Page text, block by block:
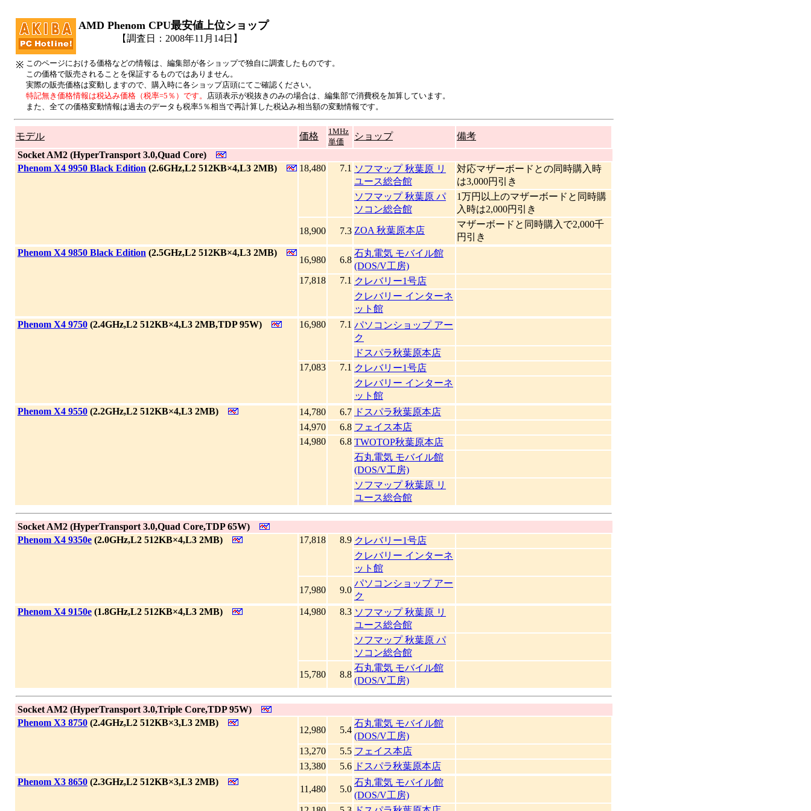
AMD Phenom CPU最安値上位ショップ
【調査日：2008年11月14日】
※ このページにおける価格などの情報は、編集部が各ショップで独自に調査したものです。
この価格で販売されることを保証するものではありません。
実際の販売価格は変動しますので、購入時に各ショップ店頭にてご確認ください。
特記無き価格情報は税込み価格（税率=5％）です。 店頭表示が税抜きのみの場合は、編集部で消費税を加算しています。
また、全ての価格変動情報は過去のデータも税率5％相当で再計算した税込み相当額の変動情報です。
モデル 価格
1MHz
単価
ショップ
備考
Socket AM2 (HyperTransport 3.0,Quad Core)
Phenom X4 9950 Black Edition (2.6GHz,L2 512KB×4,L3 2MB) 18,480 7.1 ソフマップ 秋葉原 リ
ユース総合館
対応マザーボードとの同時購入時
は3,000円引き
ソフマップ 秋葉原 パ
ソコン総合館
1万円以上のマザーボードと同時購
入時は2,000円引き
18,900 7.3 ZOA 秋葉原本店
マザーボードと同時購入で2,000千
円引き
Phenom X4 9850 Black Edition (2.5GHz,L2 512KB×4,L3 2MB)
16,980 6.8
石丸電気 モバイル館
(DOS/V工房)
17,818
7.1 クレバリー1号店
クレバリー インターネ
ット館
Phenom X4 9750 (2.4GHz,L2 512KB×4,L3 2MB,TDP 95W) 16,980 7.1 パソコンショップ アー
ク
ドスパラ秋葉原本店
17,083
7.1 クレバリー1号店
クレバリー インターネ
ット館
Phenom X4 9550 (2.2GHz,L2 512KB×4,L3 2MB) 14,780 6.7 ドスパラ秋葉原本店
14,970
6.8 フェイス本店
14,980
6.8 TWOTOP秋葉原本店
石丸電気 モバイル館
(DOS/V工房)
ソフマップ 秋葉原 リ
ユース総合館
Socket AM2 (HyperTransport 3.0,Quad Core,TDP 65W)
Phenom X4 9350e (2.0GHz,L2 512KB×4,L3 2MB) 17,818 8.9 クレバリー1号店
クレバリー インターネ
ット館
17,980 9.0
パソコンショップ アー
ク
Phenom X4 9150e (1.8GHz,L2 512KB×4,L3 2MB) 14,980 8.3 ソフマップ 秋葉原 リ
ユース総合館
ソフマップ 秋葉原 パ
ソコン総合館
15,780 8.8
石丸電気 モバイル館
(DOS/V工房)
Socket AM2 (HyperTransport 3.0,Triple Core,TDP 95W)
Phenom X3 8750 (2.4GHz,L2 512KB×3,L3 2MB)
12,980 5.4
石丸電気 モバイル館
(DOS/V工房)
13,270
5.5 フェイス本店
13,380
5.6 ドスパラ秋葉原本店
Phenom X3 8650 (2.3GHz,L2 512KB×3,L3 2MB)
11,480 5.0
石丸電気 モバイル館
(DOS/V工房)